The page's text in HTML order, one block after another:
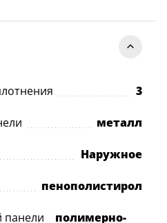
3
металл
Наружное
пенополистирол
панели
полимерно-